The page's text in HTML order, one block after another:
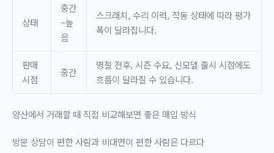
상태
중간
~높
음
스크래치, 수리 이력, 작동 상태에 따라 평가
폭이 달라집니다.
판매
시점
중간
명절 전후, 시즌 수요, 신모델 출시 시점에도
흐름이 달라질 수 있습니다.
양산에서 거래할 때 직접 비교해보면 좋은 매입 방식
방문 상담이 편한 사람과 비대면이 편한 사람은 다르다